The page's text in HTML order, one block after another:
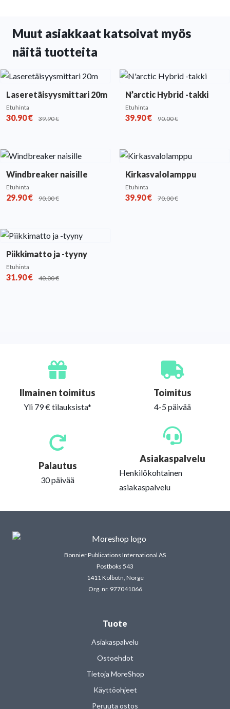
Muut asiakkaat katsoivat myös
näitä tuotteita
Laseretäisyysmittari 20m
Etuhinta
30.90€ 39.90€
N’arctic Hybrid -takki
Etuhinta
39.90€ 90.00€
Windbreaker naisille
Etuhinta
29.90€ 90.00€
Kirkasvalolamppu
Etuhinta
39.90€ 70.00€
Piikkimatto ja -tyyny
Etuhinta
31.90€ 40.00€
Ilmainen toimitus
Yli 79 € tilauksista*
Toimitus
4-5 päivää
Palautus
30 päivää
Asiakaspalvelu
Henkilökohtainen
asiakaspalvelu
Bonnier Publications International AS
Postboks 543
1411 Kolbotn, Norge
Org. nr. 977041066
Tuote
Asiakaspalvelu
Ostoehdot
Tietoja MoreShop
Käyttöohjeet
Peruuta ostos